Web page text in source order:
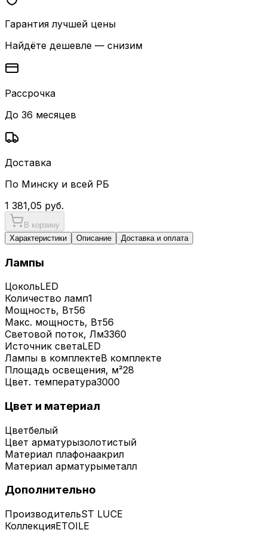
Гарантия лучшей цены
Найдёте дешевле — снизим
Рассрочка
До 36 месяцев
Доставка
По Минску и всей РБ
1 381,05 руб.
В корзину
Характеристики
Описание Доставка и оплата
Лампы
ЦокольLED
Количество ламп1
Мощность, Вт56
Макс. мощность, Вт56
Световой поток, Лм3360
Источник светаLED
Лампы в комплектеВ комплекте
Площадь освещения, м²28
Цвет. температура3000
Цвет и материал
Цветбелый
Цвет арматурызолотистый
Материал плафонаакрил
Материал арматурыметалл
Дополнительно
ПроизводительST LUCE
КоллекцияETOILE